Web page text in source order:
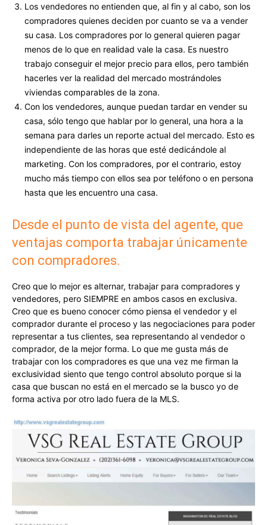
Los vendedores no entienden que, al fin y al cabo, son los
compradores quienes deciden por cuanto se va a vender
su casa. Los compradores por lo general quieren pagar
menos de lo que en realidad vale la casa. Es nuestro
trabajo conseguir el mejor precio para ellos, pero también
hacerles ver la realidad del mercado mostrándoles
viviendas comparables de la zona.
Con los vendedores, aunque puedan tardar en vender su
casa, sólo tengo que hablar por lo general, una hora a la
semana para darles un reporte actual del mercado. Esto es
independiente de las horas que esté dedicándole al
marketing. Con los compradores, por el contrario, estoy
mucho más tiempo con ellos sea por teléfono o en persona
hasta que les encuentro una casa.
Desde el punto de vista del agente, que
ventajas comporta trabajar únicamente
con compradores.
Creo que lo mejor es alternar, trabajar para compradores y
vendedores, pero SIEMPRE en ambos casos en exclusiva.
Creo que es bueno conocer cómo piensa el vendedor y el
comprador durante el proceso y las negociaciones para poder
representar a tus clientes, sea representando al vendedor o
comprador, de la mejor forma. Lo que me gusta más de
trabajar con los compradores es que una vez me firman la
exclusividad siento que tengo control absoluto porque si la
casa que buscan no está en el mercado se la busco yo de
forma activa por otro lado fuera de la MLS.